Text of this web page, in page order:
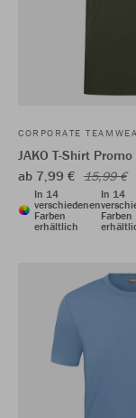
CORPORATE
JAKO T-Shirt Promo
ab 7,99 € 15,99 €
In 14
verschiedenen
Farben
erhältlich
In 14
Farben